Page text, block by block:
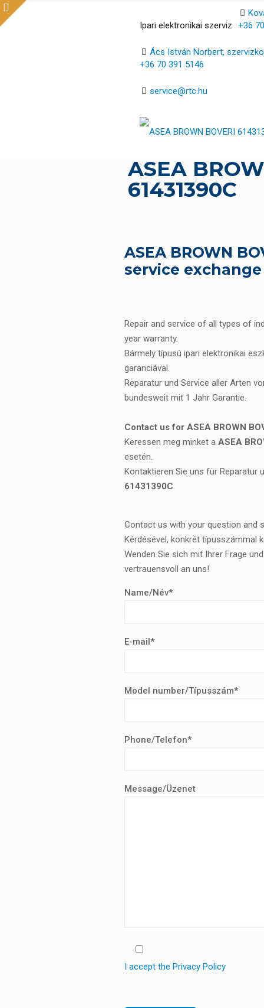
Ipari elektronikai szerviz
+36
Ács István Norbert,
+36 70 391 5146
service@rtc.hu
ASEA
61431390C
ASEA BROWN
service
Repair and service of all types of
year warranty.
Bármely típusú ipari elektronikai
garanciával.
Reparatur und Service aller Arten
bundesweit mit 1 Jahr Garantie.
Contact us for ASEA BROWN
Keressen meg minket a ASEA
esetén.
Kontaktieren Sie uns für Reparatur
61431390C.
Contact us with your question and
Kérdésével, konkrét típusszámmal
Wenden Sie sich mit Ihrer Frage
vertrauensvoll an uns!
Name/Név*
E-mail*
Model number/Típusszám*
Phone/Telefon*
Message/Üzenet
I accept the Privacy Policy